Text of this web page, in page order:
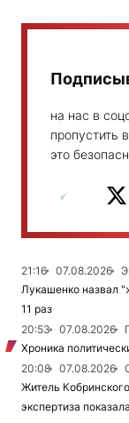
на нас в
пропустить
это
21:16 07.08.2026
Лукашенко назвал
11 раз
20:53
07.08.2026
Хроника
20:08
07.08.2026
Житель
экспертиза